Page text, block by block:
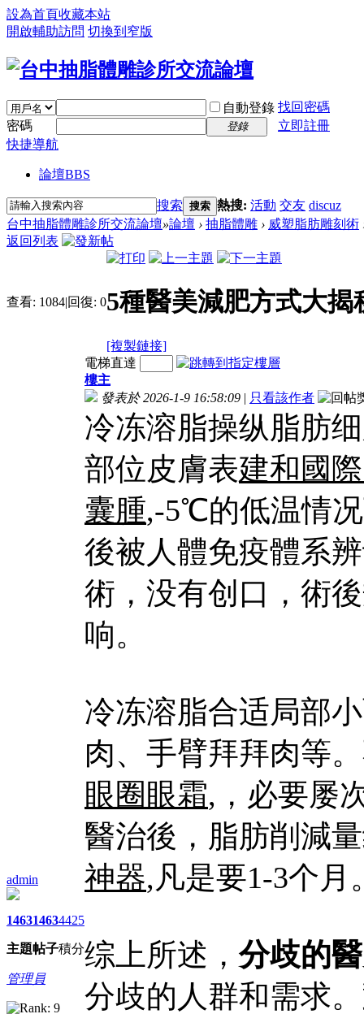
設為首頁收藏本站
開啟輔助訪問 切換到窄版
自動登錄 找回密碼
密碼
登錄
立即註冊
快捷導航
論壇BBS
搜索 搜索 熱搜: 活動 交友 discuz
台中抽脂體雕診所交流論壇»論壇 › 抽脂體雕 › 威塑脂肪雕刻術
返回列表
查看: 1084|回復: 05種醫美減肥方式大
[複製鏈接]
admin
1463
主題
1463
帖子
4425
積分
管理員
電梯直達
樓主
發表於 2026-1-9 16:58:09 | 只看該作者
冷冻溶脂操纵脂肪
部位皮膚表建和國
囊腫,-5℃的低温情
後被人體免疫體系
術，没有创口，術
响。
冷冻溶脂合适局部
肉、手臂拜拜肉等
眼圈眼霜,，必要屡
醫治後，脂肪削減
神器,凡是要1-3个月
综上所述， 分歧的
分歧的人群和需求